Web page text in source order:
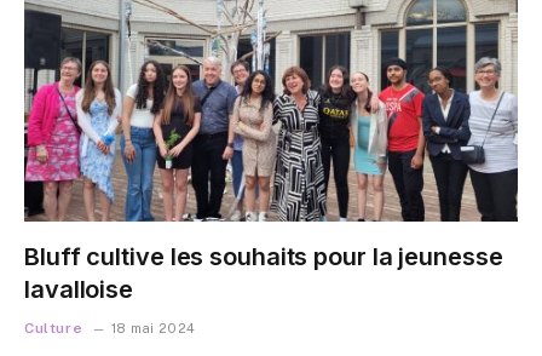
Bluff cultive les souhaits pour la jeunesse
lavalloise
Culture 18 mai 2024